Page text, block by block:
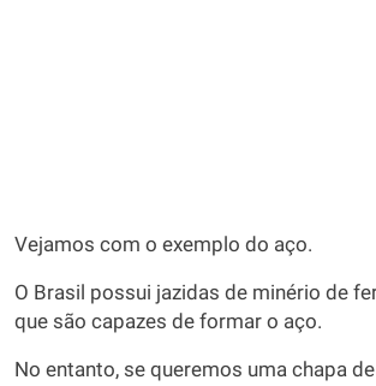
Vejamos com o exemplo do aço.
O Brasil possui jazidas de minério de
que são capazes de formar o aço.
No entanto, se queremos uma chapa